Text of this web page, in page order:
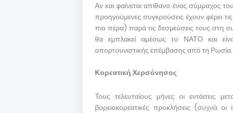
Αν και φαίνεται απίθανο ένας σύμμαχος
προηγούμενες συγκρούσεις έχουν φέρει
πιο πέρα) παρά τις δεσμεύσεις τους στη
θα εμπλακεί αμέσως το ΝΑΤΟ και
οπορτουνιστικής επέμβασης από τη Ρωσία.
Κορεατική Χερσόνησος
Τους τελευταίους μήνες οι εντάσεις
βορειοκορεατικές προκλήσεις (συχνά